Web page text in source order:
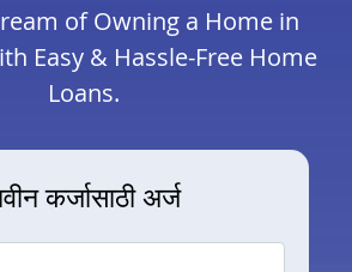
of Owning a Home in
Easy & Hassle-Free Home
Loans.
कर्जासाठी अर्ज